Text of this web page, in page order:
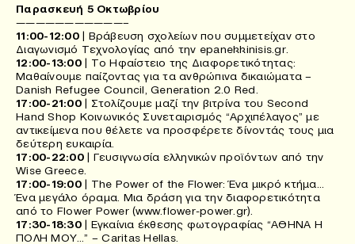
Παρασκευή 5 Οκτωβρίου
———————————–
11:00-12:00| Βράβευση σχολείων που συμμετείχαν στο
Διαγωνισμό Τεχνολογίας από την epanekkinisis.gr.
12:00-13:00| Το Ηφαίστειο της Διαφορετικότητας:
Μαθαίνουμε παίζοντας για τα ανθρώπινα δικαιώματα –
Danish Refugee Council, Generation 2.0 Red.
17:00-21:00| Στολίζουμε μαζί την βιτρίνα του Second
Hand Shop Κοινωνικός Συνεταιρισμός “Αρχιπέλαγος” με
αντικείμενα που θέλετε να προσφέρετε δίνοντάς τους μια
δεύτερη ευκαιρία.
17:00-22:00| Γευσιγνωσία ελληνικών προϊόντων από την
Wise Greece.
17:00-19:00| The Power of the Flower: Ένα μικρό κτήμα…
Ένα μεγάλο όραμα. Μια δράση για την διαφορετικότητα
από το Flower Power (www.flower-power.gr).
17:30-18:30| Εγκαίνια έκθεσης φωτογραφίας “ΑΘΗΝΑ Η
ΠΟΛΗ ΜΟΥ…” – Caritas Hellas.